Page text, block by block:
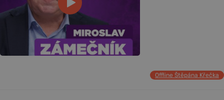
Offline Štěpána Křečka